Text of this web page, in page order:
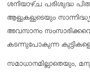
ശനിയാഴ്ച പരിശുദ്ധ
ആളുകളുടെയും
അവസാനം
കടന്നുപോകുന്ന
സമാധാനമില്ലാതെയും,